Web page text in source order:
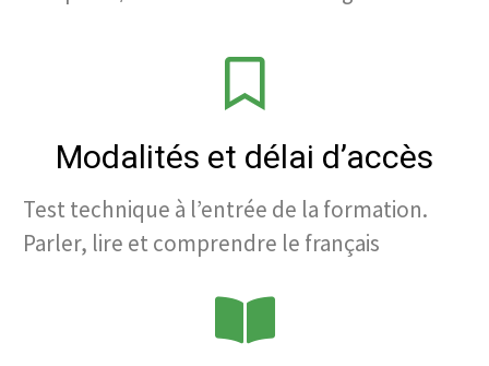
Modalités et délai d’accès
Test technique à l’entrée de la formation.
Parler, lire et comprendre le français